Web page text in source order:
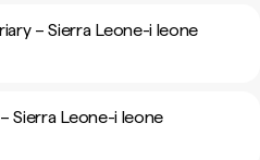
– Sierra Leone-i leone
Sierra Leone-i leone